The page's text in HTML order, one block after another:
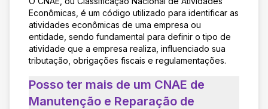
Econômicas, é um código utilizado para identificar as
atividades econômicas de uma empresa ou
entidade, sendo fundamental para definir o tipo de
atividade que a empresa realiza, influenciado sua
tributação, obrigações fiscais e regulamentações.
Posso ter mais de um CNAE de
Manutenção e Reparação de